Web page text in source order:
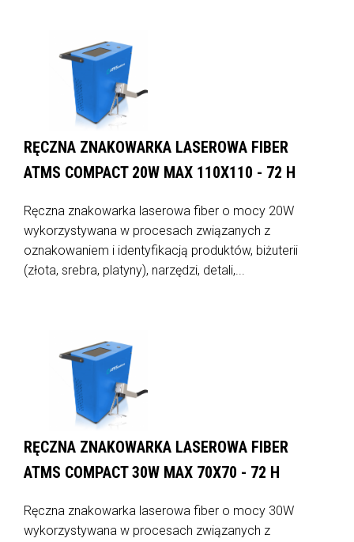
RĘCZNA ZNAKOWARKA LASEROWA FIBER
ATMS COMPACT 20W MAX 110X110 - 72 H
Ręczna znakowarka laserowa fiber o mocy 20W
wykorzystywana w procesach związanych z
oznakowaniem i identyfikacją produktów, biżuterii
(złota, srebra, platyny), narzędzi, detali,...
RĘCZNA ZNAKOWARKA LASEROWA FIBER
ATMS COMPACT 30W MAX 70X70 - 72 H
Ręczna znakowarka laserowa fiber o mocy 30W
wykorzystywana w procesach związanych z